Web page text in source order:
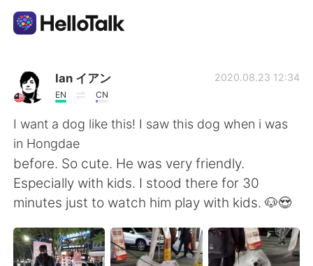
AI Grammar Checker
English
简体中文 繁體中文
Español العربية
Ian イアン
EN CN
2020.08.23 12:34
I want a dog like this! I saw this dog when i was
in Hongdae
before. So cute. He was very friendly.
Especially with kids. I stood there for 30
minutes just to watch him play with kids. 🐶😍